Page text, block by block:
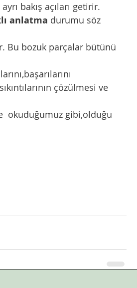
bakış açıları getirir.
anlatma durumu söz
çözülmesi ve